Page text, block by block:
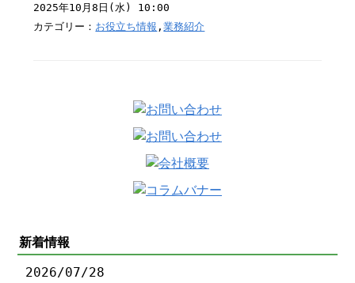
2025年10月8日(水) 10:00
カテゴリー： お役立ち情報 ,業務紹介
新着情報
2026/07/28